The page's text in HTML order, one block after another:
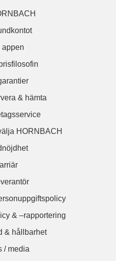
appen
& hämta
HORNBACH
& –rapportering
& hållbarhet
/ media